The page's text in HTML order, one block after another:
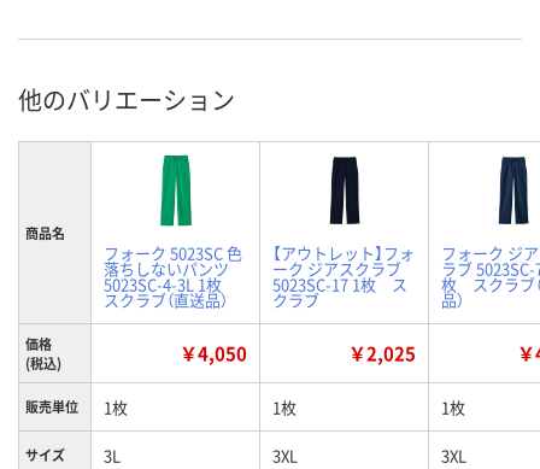
他のバリエーション
商品名
フォーク 5023SC 色
落ちしないパンツ
5023SC-4-3L 1枚
スクラブ（直送品）
【アウトレット】フォ
ーク ジアスクラブ
5023SC-17 1枚 ス
クラブ
フォーク ジ
ラブ 5023SC-
枚 スクラブ
品）
価格
(税込)
￥4,050 ￥2,025
販売単位 1枚 1枚 1枚
サイズ 3L 3XL 3XL